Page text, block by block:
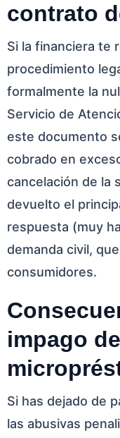
contrato
Si la financiera te
procedimiento
formalmente la
Servicio de
este documento
cobrado en
cancelación de la
devuelto el
respuesta (muy
demanda civil,
consumidores.
impago
Si has dejado de
las abusivas